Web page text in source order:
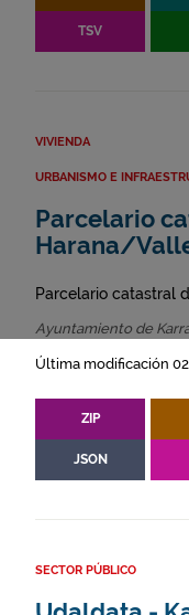
TSV
VIVIENDA
URBANISMO E
Parcelario
Harana/
Parcelario catastral
Ayuntamiento de
Última modificación
ZIP
JSON
SECTOR PÚBLICO